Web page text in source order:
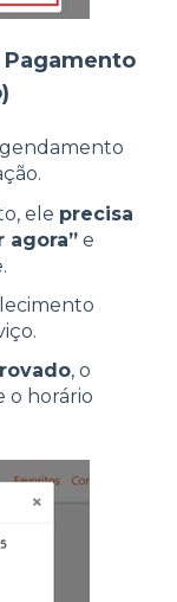
ele precisa
agora” e
, o
o horário